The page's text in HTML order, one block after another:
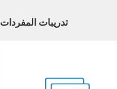
تدريبات المفردات